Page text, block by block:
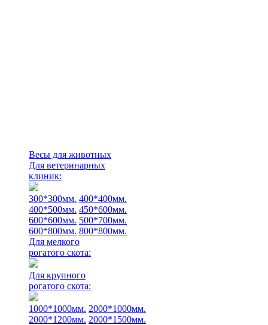
Весы для животных
Для ветеринарных
клиник:
300*300мм. 400*400мм.
400*500мм. 450*600мм.
600*600мм. 500*700мм.
600*800мм. 800*800мм.
Для мелкого
рогатого скота:
Для крупного
рогатого скота:
1000*1000мм. 2000*1000мм.
2000*1200мм. 2000*1500мм.